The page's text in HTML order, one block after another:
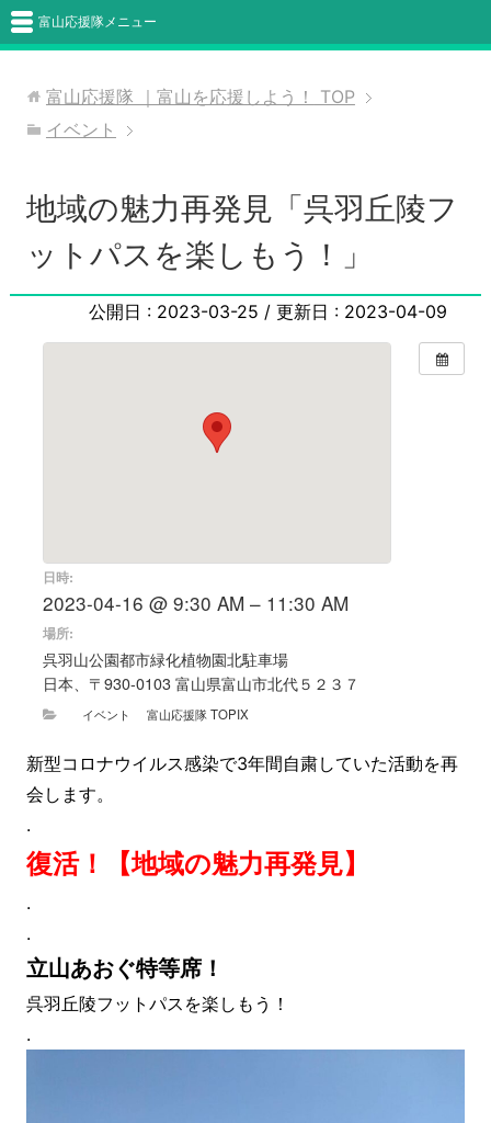
富山応援隊メニュー
富山応援隊 ｜富山を応援しよう！
TOP
イベント
地域の魅力再発見「呉羽丘陵フ
ットパスを楽しもう！」
公開日 : 2023-03-25 / 更新日 : 2023-04-09
日時:
2023-04-16 @ 9:30 AM – 11:30 AM
場所:
呉羽山公園都市緑化植物園北駐車場
日本、〒930-0103 富山県富山市北代５２３７
イベント 富山応援隊 TOPIX
新型コロナウイルス感染で3年間自粛していた活動を再
会します。
.
復活！【地域の魅力再発見】
.
.
立山あおぐ特等席！
呉羽丘陵フットパスを楽しもう！
.